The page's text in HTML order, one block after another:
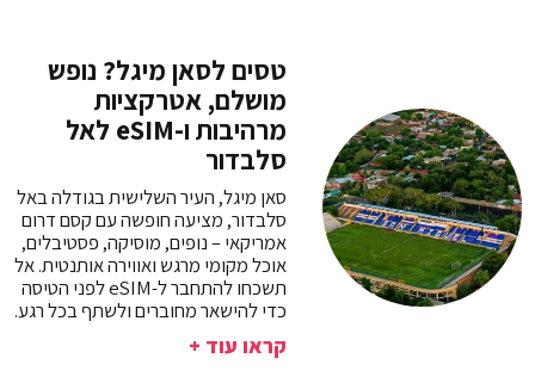
טסים לסאן מיגל? נופש
מושלם, אטרקציות
מרהיבות ו-eSIM לאל
סלבדור
סאן מיגל, העיר השלישית בגודלה באל
סלבדור, מציעה חופשה עם קסם דרום
אמריקאי – נופים, מוסיקה, פסטיבלים,
אוכל מקומי מרגש ואווירה אותנטית. אל
תשכחו להתחבר ל-eSIM לפני הטיסה
כדי להישאר מחוברים ולשתף בכל רגע.
קראו עוד +